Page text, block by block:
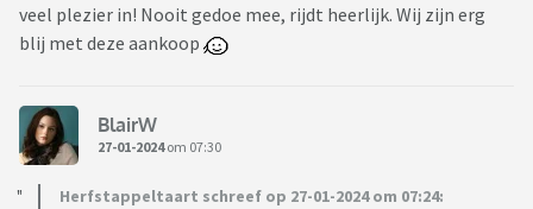
veel plezier in! Nooit gedoe mee, rijdt heerlijk. Wij zijn erg
blij met deze aankoop
BlairW
27-01-2024om 07:30
Herfstappeltaart schreef op 27-01-2024 om 07:24: